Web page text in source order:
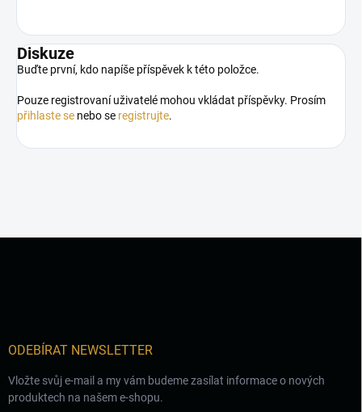
Diskuze
Buďte první, kdo napíše příspěvek k této položce.
Pouze registrovaní uživatelé mohou vkládat příspěvky. Prosím
přihlaste se nebo se registrujte.
ODEBÍRAT NEWSLETTER
Vložte svůj e-mail a my vám budeme zasílat informace o nových
produktech na našem e-shopu.